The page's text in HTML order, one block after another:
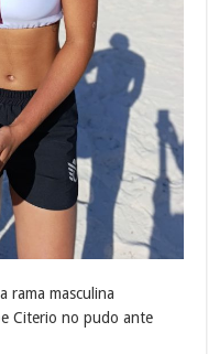
rama masculina
Citerio no pudo ante